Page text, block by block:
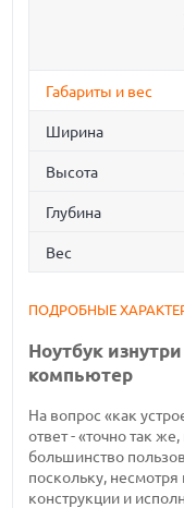
Габариты и вес
Ширина
Высота
Глубина
Вес
ПОДРОБНЫЕ
Ноутбук
компьютер
На вопрос «как
ответ - «точно так
большинство
поскольку,
конструкции и